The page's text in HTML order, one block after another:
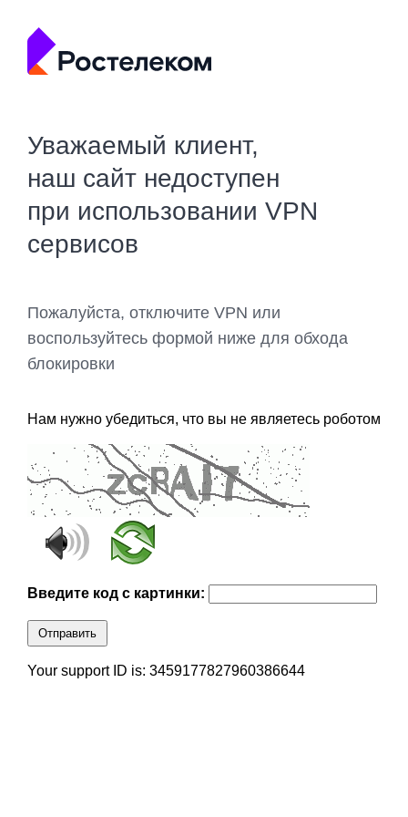
Уважаемый клиент,
наш сайт недоступен
при использовании VPN
сервисов
Пожалуйста, отключите VPN или
воспользуйтесь формой ниже для обхода
блокировки
Нам нужно убедиться, что вы не являетесь роботом
Введите код с картинки:
Отправить
Your support ID is: 3459177827960386644